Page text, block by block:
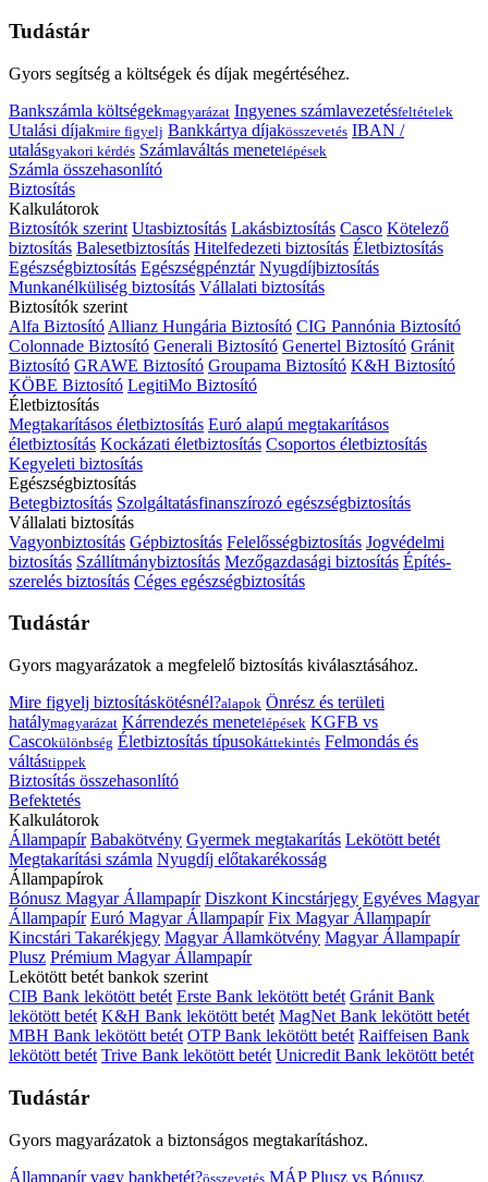
Tudástár
Gyors segítség a költségek és díjak megértéséhez.
Bankszámla költségekmagyarázat Ingyenes számlavezetésfeltételek
Utalási díjakmire figyelj Bankkártya díjakösszevetés IBAN /
utalásgyakori kérdés Számlaváltás menetelépések
Számla összehasonlító
Biztosítás
Kalkulátorok
Biztosítók szerint Utasbiztosítás Lakásbiztosítás Casco Kötelező
biztosítás Balesetbiztosítás Hitelfedezeti biztosítás Életbiztosítás
Egészségbiztosítás Egészségpénztár Nyugdíjbiztosítás
Munkanélküliség biztosítás Vállalati biztosítás
Biztosítók szerint
Alfa Biztosító Allianz Hungária Biztosító CIG Pannónia Biztosító
Colonnade Biztosító Generali Biztosító Genertel Biztosító Gránit
Biztosító GRAWE Biztosító Groupama Biztosító K&H Biztosító
KÖBE Biztosító LegitiMo Biztosító
Életbiztosítás
Megtakarításos életbiztosítás Euró alapú megtakarításos
életbiztosítás Kockázati életbiztosítás Csoportos életbiztosítás
Kegyeleti biztosítás
Egészségbiztosítás
Betegbiztosítás Szolgáltatásfinanszírozó egészségbiztosítás
Vállalati biztosítás
Vagyonbiztosítás Gépbiztosítás Felelősségbiztosítás Jogvédelmi
biztosítás Szállítmánybiztosítás Mezőgazdasági biztosítás Építés-
szerelés biztosítás Céges egészségbiztosítás
Tudástár
Gyors magyarázatok a megfelelő biztosítás kiválasztásához.
Mire figyelj biztosításkötésnél?alapok Önrész és területi
hatálymagyarázat Kárrendezés menetelépések KGFB vs
Cascokülönbség Életbiztosítás típusokáttekintés Felmondás és
váltástippek
Biztosítás összehasonlító
Befektetés
Kalkulátorok
Állampapír Babakötvény Gyermek megtakarítás Lekötött betét
Megtakarítási számla Nyugdíj előtakarékosság
Állampapírok
Bónusz Magyar Állampapír Diszkont Kincstárjegy Egyéves Magyar
Állampapír Euró Magyar Állampapír Fix Magyar Állampapír
Kincstári Takarékjegy Magyar Államkötvény Magyar Állampapír
Plusz Prémium Magyar Állampapír
Lekötött betét bankok szerint
CIB Bank lekötött betét Erste Bank lekötött betét Gránit Bank
lekötött betét K&H Bank lekötött betét MagNet Bank lekötött betét
MBH Bank lekötött betét OTP Bank lekötött betét Raiffeisen Bank
lekötött betét Trive Bank lekötött betét Unicredit Bank lekötött betét
Tudástár
Gyors magyarázatok a biztonságos megtakarításhoz.
Állampapír vagy bankbetét?összevetés MÁP Plusz vs Bónusz